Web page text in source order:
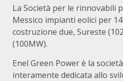
La Società per le rinnovabili
Messico impianti eolici per
costruzione due, Sureste
(100MW).
Enel Green Power è la
interamente dedicata allo